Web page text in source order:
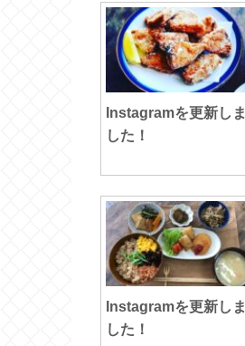
Instagramを更新しま
した！
Instagramを更新しま
した！